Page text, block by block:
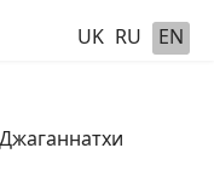
UK RU EN